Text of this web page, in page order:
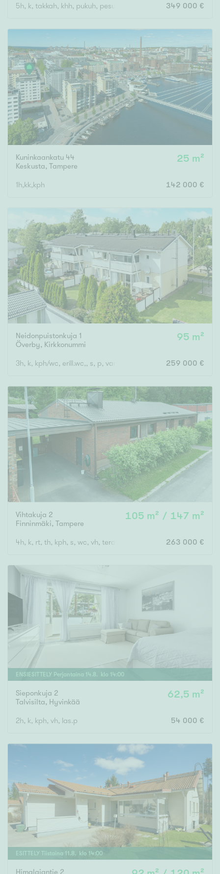
5h, k, takkah, khh, pukuh, pesuh, s, ask.h, kph/wc, erill.wc, vh
349 000 €
Kuninkaankatu 44
Keskusta, Tampere
25 m²
1h,kk,kph 142 000 €
Neidonpuistonkuja 1
Överby, Kirkkonummi
95 m²
3h, k, kph/wc, erill.wc,, s, p, var, ak, terassi 259 000 €
Vihtakuja 2
Finninmäki, Tampere
105 m² / 147 m²
4h, k, rt, th, kph, s, wc, vh, terassi, var, ak 263 000 €
ENSIESITTELY Perjantaina 14. 8 . klo 14:00
Sieponkuja 2
Talvisilta, Hyvinkää
62,5 m²
2h, k, kph, vh, las.p 54 000 €
ESITTELY Tiistaina 11 .8. klo 14:00
Himalajantie 2